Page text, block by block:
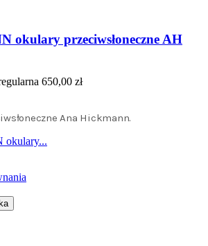
okulary przeciwsłoneczne AH
650,00 zł
Ana Hickmann.